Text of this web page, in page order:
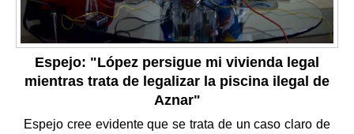
Espejo: "López persigue mi vivienda legal
mientras trata de legalizar la piscina ilegal de
Aznar"
Espejo cree evidente que se trata de un caso claro de